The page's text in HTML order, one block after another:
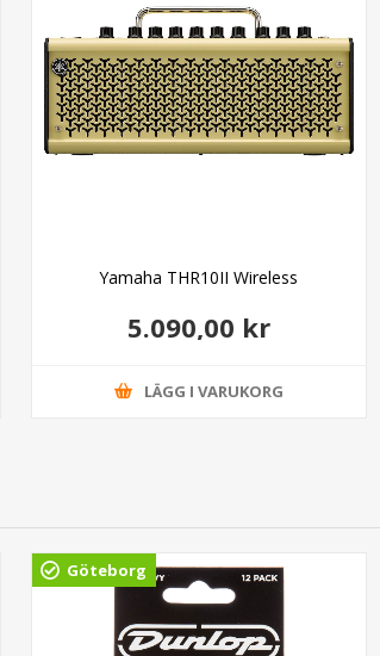
Yamaha THR10II Wireless
5.090,00 kr
LÄGG I VARUKORG
Göteborg